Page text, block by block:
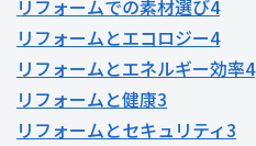
リフォームでの素材選び4
リフォームとエコロジー4
リフォームとエネルギー効率4
リフォームと健康3
リフォームとセキュリティ3